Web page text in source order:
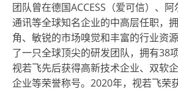
团队曾在德国ACCESS（爱可信）、
通讯等全球知名企业的中高层任职，
角、敏锐的市场嗅觉和丰富的行业资
了一只全球顶尖的研发团队，拥有38
视若飞先后获得高新技术企业、双软
企业等荣誉称号。2020年，视若飞荣